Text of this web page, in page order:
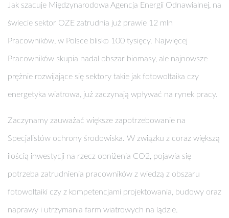
Jak szacuje Międzynarodowa Agencja Energii Odnawialnej, na
świecie sektor OZE zatrudnia już prawie 12 mln
Pracowników, w Polsce blisko 100 tysięcy. Najwięcej
Pracowników skupia nadal obszar biomasy, ale najnowsze
prężnie rozwijające się sektory takie jak fotowoltaika czy
energetyka wiatrowa, już zaczynają wpływać na rynek pracy.
Zaczynamy zauważać większe zapotrzebowanie na
Specjalistów ochrony środowiska. W związku z coraz większą
ilością inwestycji na rzecz obniżenia CO2, pojawia się
potrzeba zatrudnienia pracowników z wiedzą z obszaru
fotowoltaiki czy z kompetencjami projektowania, budowy oraz
naprawy i utrzymania farm wiatrowych na lądzie.